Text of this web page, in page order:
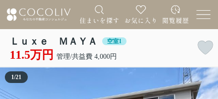
Ｌｕｘｅ ＭＡＹＡ 空室1
11.5万円 管理/共益費 4,000円
1/21